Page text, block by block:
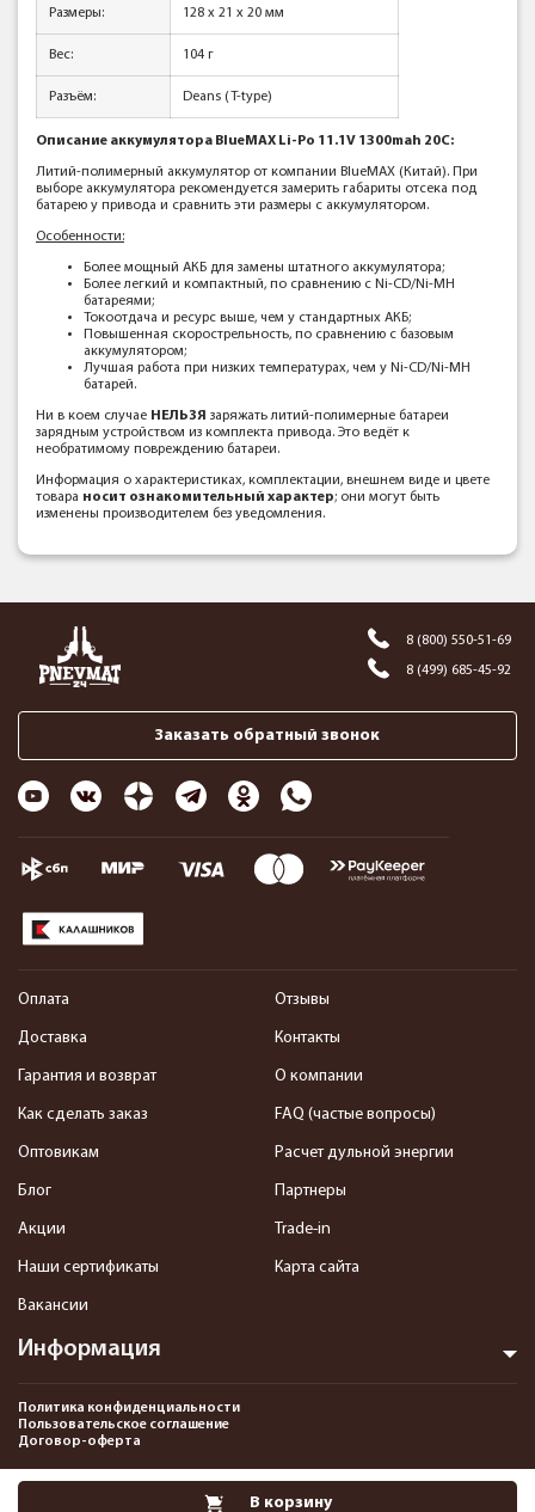
В корзину
Размеры: 128 x 21 x 20 мм
Вес: 104 г
Разъём: Deans (T-type)
Описание аккумулятора BlueMAX Li-Po 11.1V 1300mah 20C:
Литий-полимерный аккумулятор от компании BlueMAX (Китай). При
выборе аккумулятора рекомендуется замерить габариты отсека под
батарею у привода и сравнить эти размеры с аккумулятором.
Особенности:
Более мощный АКБ для замены штатного аккумулятора;
Более легкий и компактный, по сравнению с Ni-CD/Ni-MH
батареями;
Токоотдача и ресурс выше, чем у стандартных АКБ;
Повышенная скорострельность, по сравнению с базовым
аккумулятором;
Лучшая работа при низких температурах, чем у Ni-CD/Ni-MH
батарей.
Ни в коем случае НЕЛЬЗЯ заряжать литий-полимерные батареи
зарядным устройством из комплекта привода. Это ведёт к
необратимому повреждению батареи.
Информация о характеристиках, комплектации, внешнем виде и цвете
товара носит ознакомительный характер; они могут быть
изменены производителем без уведомления.
8 (800) 550-51-69
8 (499) 685-45-92
Заказать обратный звонок
Информация
Оплата
Доставка
Гарантия и возврат
Как сделать заказ
Оптовикам
Блог
Акции
Наши сертификаты
Вакансии
Отзывы
Контакты
О компании
FAQ (частые вопросы)
Расчет дульной энергии
Партнеры
Trade-in
Карта сайта
Политика конфиденциальности
Пользовательское соглашение
Договор-оферта
2013-2026 Интернет-магазин пневматики, страйкбола и снаряжения–
Pnevmat24.ru. Все права защищены.©